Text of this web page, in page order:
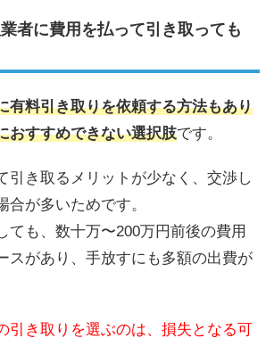
者に費用を払って引き取っても
有料引き取りを依頼する方法もあり
おすすめできない選択肢です。
引き取るメリットが少なく、交渉し
合が多いためです。
ても、数十万〜200万円前後の費用
スがあり、手放すにも多額の出費が
引き取りを選ぶのは、損失となる可